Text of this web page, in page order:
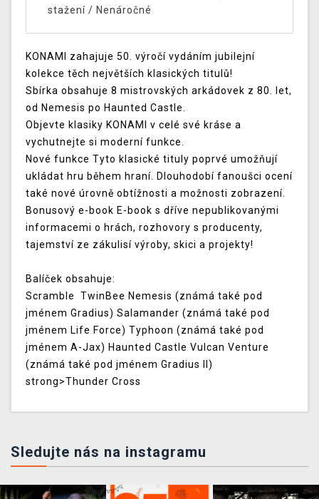
stažení / Nenáročné
KONAMI zahajuje 50. výročí vydáním jubilejní
kolekce těch největších klasických titulů!
Sbírka obsahuje 8 mistrovských arkádovek z 80. let,
od Nemesis po Haunted Castle.
Objevte klasiky KONAMI v celé své kráse a
vychutnejte si moderní funkce.
Nové funkce Tyto klasické tituly poprvé umožňují
ukládat hru během hraní. Dlouhodobí fanoušci ocení
také nové úrovně obtížnosti a možnosti zobrazení.
Bonusový e-book E-book s dříve nepublikovanými
informacemi o hrách, rozhovory s producenty,
tajemství ze zákulisí výroby, skici a projekty!
Balíček obsahuje:
Scramble TwinBee Nemesis (známá také pod
jménem Gradius) Salamander (známá také pod
jménem Life Force) Typhoon (známá také pod
jménem A-Jax) Haunted Castle Vulcan Venture
(známá také pod jménem Gradius II)
strong>Thunder Cross
Sledujte nás na instagramu